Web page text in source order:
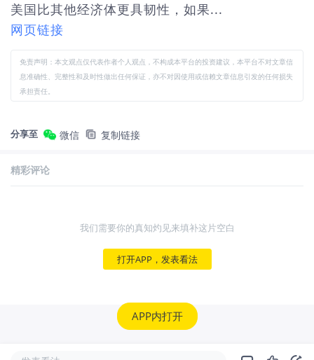
美国比其他经济体更具韧性，如果...
网页链接
免责声明：本文观点仅代表作者个人观点，不构成本平台的投资建议，本平台不对文章信
息准确性、完整性和及时性做出任何保证，亦不对因使用或信赖文章信息引发的任何损失
承担责任。
分享至 微信 复制链接
精彩评论
我们需要你的真知灼见来填补这片空白
打开APP，发表看法
APP内打开